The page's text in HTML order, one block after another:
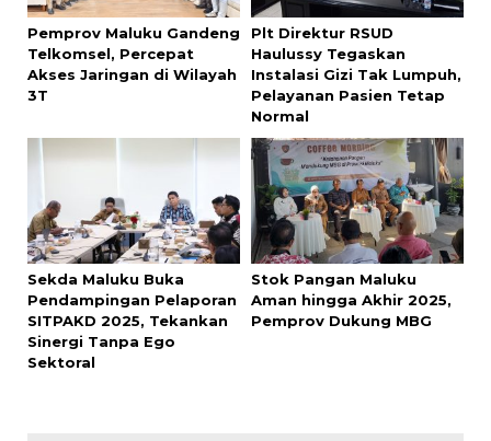
Pemprov Maluku Gandeng
Telkomsel, Percepat
Akses Jaringan di Wilayah
3T
Plt Direktur RSUD
Haulussy Tegaskan
Instalasi Gizi Tak Lumpuh,
Pelayanan Pasien Tetap
Normal
Sekda Maluku Buka
Pendampingan Pelaporan
SITPAKD 2025, Tekankan
Sinergi Tanpa Ego
Sektoral
Stok Pangan Maluku
Aman hingga Akhir 2025,
Pemprov Dukung MBG